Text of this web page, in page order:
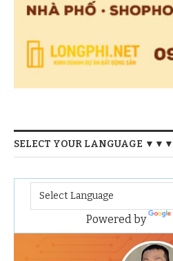
SELECT YOUR LANGUAGE ▼▼▼
Powered by